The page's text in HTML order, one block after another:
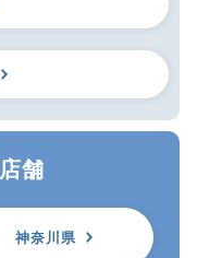
舗
神奈川県